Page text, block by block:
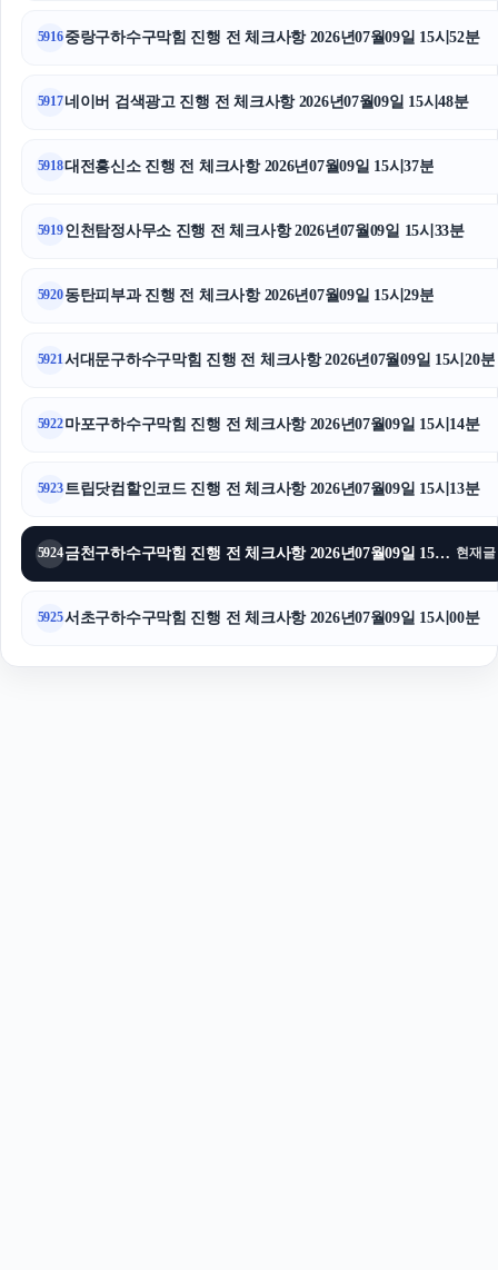
광고대행사
남양주이혼전문변호사
5916중랑구하수구막힘 진행 전 체크사항 2026년07월09일 15시52분
5917네이버 검색광고 진행 전 체크사항 2026년07월09일 15시48분
5918대전흥신소 진행 전 체크사항 2026년07월09일 15시37분
5919인천탐정사무소 진행 전 체크사항 2026년07월09일 15시33분
5920동탄피부과 진행 전 체크사항 2026년07월09일 15시29분
5921서대문구하수구막힘 진행 전 체크사항 2026년07월09일 15시20분
5922마포구하수구막힘 진행 전 체크사항 2026년07월09일 15시14분
5923트립닷컴할인코드 진행 전 체크사항 2026년07월09일 15시13분
5924 금천구하수구막힘 진행 전 체크사항 2026년07월09일 15시03분 현재글
5925서초구하수구막힘 진행 전 체크사항 2026년07월09일 15시00분